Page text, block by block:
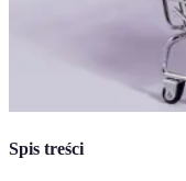
Spis treści